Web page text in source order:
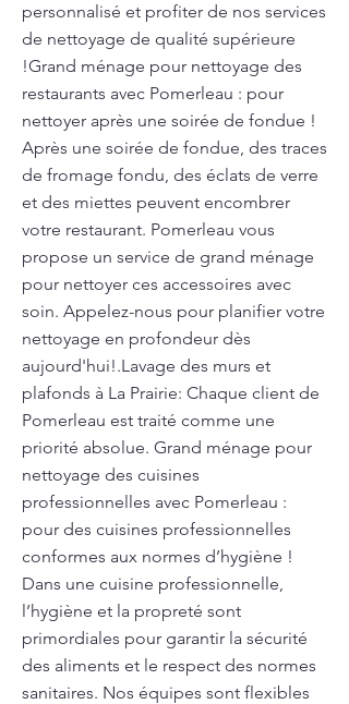
personnalisé et profiter de nos services
de nettoyage de qualité supérieure
!Grand ménage pour nettoyage des
restaurants avec Pomerleau : pour
nettoyer après une soirée de fondue !
Après une soirée de fondue, des traces
de fromage fondu, des éclats de verre
et des miettes peuvent encombrer
votre restaurant. Pomerleau vous
propose un service de grand ménage
pour nettoyer ces accessoires avec
soin. Appelez-nous pour planifier votre
nettoyage en profondeur dès
aujourd'hui!.Lavage des murs et
plafonds à La Prairie: Chaque client de
Pomerleau est traité comme une
priorité absolue. Grand ménage pour
nettoyage des cuisines
professionnelles avec Pomerleau :
pour des cuisines professionnelles
conformes aux normes d’hygiène !
Dans une cuisine professionnelle,
l’hygiène et la propreté sont
primordiales pour garantir la sécurité
des aliments et le respect des normes
sanitaires. Nos équipes sont flexibles